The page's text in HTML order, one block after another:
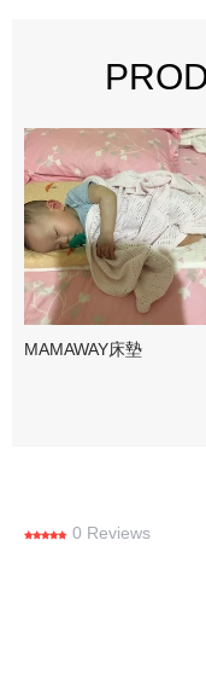
MAMAWAY床墊
0 Reviews